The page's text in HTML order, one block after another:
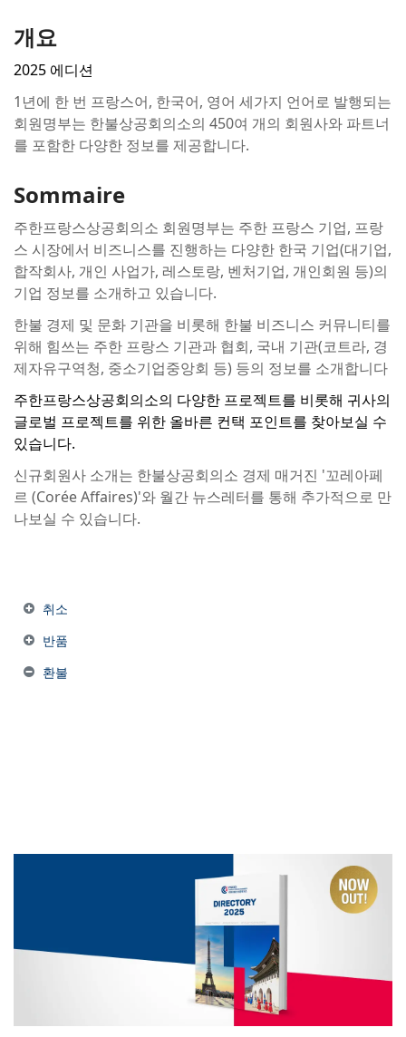
개요
2025 에디션
1년에 한 번 프랑스어, 한국어, 영어 세가지 언어로 발행되는
회원명부는 한불상공회의소의 450여 개의 회원사와 파트너
를 포함한 다양한 정보를 제공합니다.
Sommaire
주한프랑스상공회의소 회원명부는 주한 프랑스 기업, 프랑
스 시장에서 비즈니스를 진행하는 다양한 한국 기업(대기업,
합작회사, 개인 사업가, 레스토랑, 벤처기업, 개인회원 등)의
기업 정보를 소개하고 있습니다.
한불 경제 및 문화 기관을 비롯해 한불 비즈니스 커뮤니티를
위해 힘쓰는 주한 프랑스 기관과 협회, 국내 기관(코트라, 경
제자유구역청, 중소기업중앙회 등) 등의 정보를 소개합니다
주한프랑스상공회의소의 다양한 프로젝트를 비롯해 귀사의
글로벌 프로젝트를 위한 올바른 컨택 포인트를 찾아보실 수
있습니다.
신규회원사 소개는 한불상공회의소 경제 매거진 '꼬레아페
르 (Corée Affaires)'와 월간 뉴스레터를 통해 추가적으로 만
나보실 수 있습니다.
취소
반품
환불